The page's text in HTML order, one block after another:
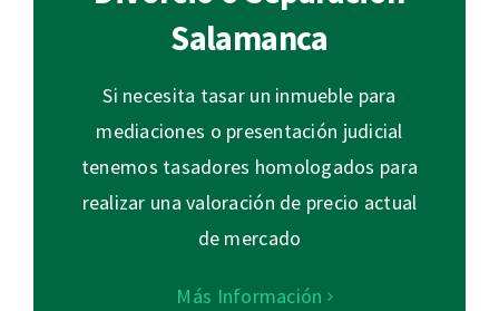
Salamanca
Si necesita tasar un inmueble para
mediaciones o presentación judicial
tenemos tasadores homologados para
realizar una valoración de precio actual
de mercado
Más Información